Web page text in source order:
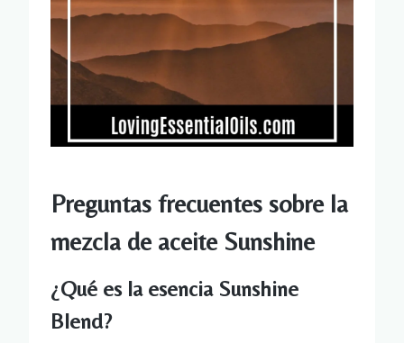
Preguntas frecuentes sobre la
mezcla de aceite Sunshine
¿Qué es la esencia Sunshine
Blend?